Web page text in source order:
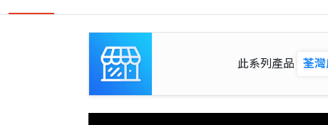
此系列產品 荃灣